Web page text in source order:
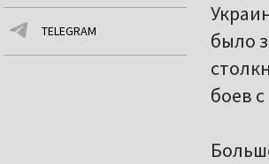
TELEGRAM
было
боев